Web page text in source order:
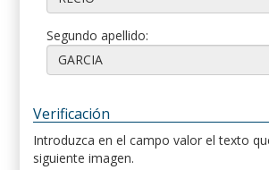
Segundo apellido:
Verificación
Introduzca en el campo valor el texto
siguiente imagen.